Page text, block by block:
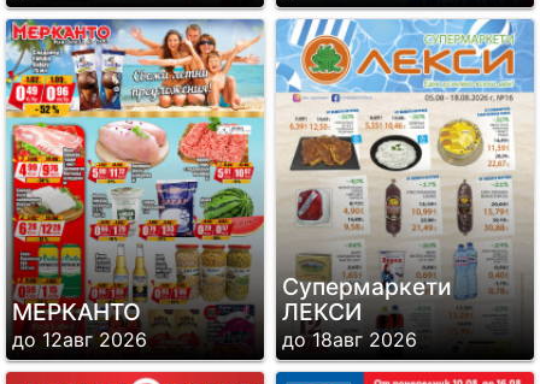
МЕРКАНТО
до 12авг 2026
Супермаркети
ЛЕКСИ
до 18авг 2026